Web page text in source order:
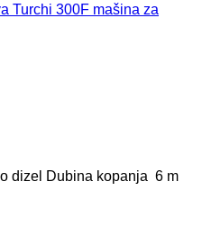
Turchi 300F mašina za
dizel Dubina kopanja 6 m